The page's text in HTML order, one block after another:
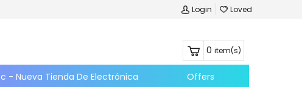
Login Loved
0 item(s)
- Nueva Tienda De Electrónica Offers